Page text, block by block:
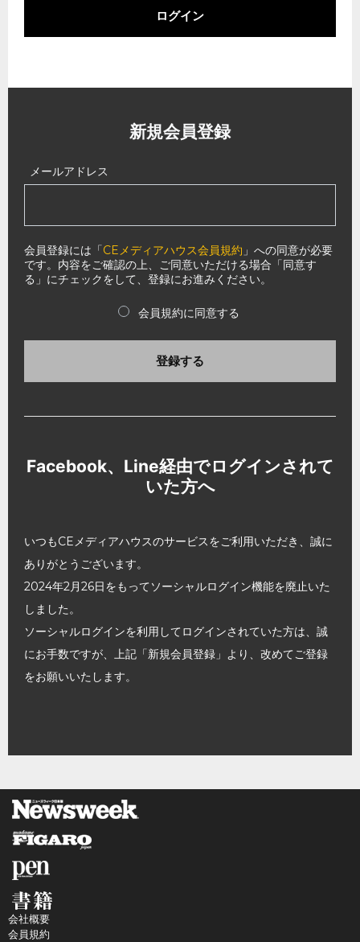
ログイン
新規会員登録
メールアドレス
会員登録には「CEメディアハウス会員規約 」への同意が必要
です。内容をご確認の上、ご同意いただける場合「同意す
る」にチェックをして、登録にお進みください。
会員規約に同意する
登録する
Facebook、Line経由でログインされて
いた方へ
いつもCEメディアハウスのサービスをご利用いただき、誠に
ありがとうございます。
2024年2月26日をもってソーシャルログイン機能を廃止いた
しました。
ソーシャルログインを利用してログインされていた方は、誠
にお手数ですが、上記「新規会員登録」より、改めてご登録
をお願いいたします。
会社概要
会員規約